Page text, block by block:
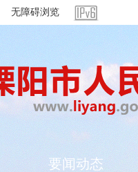
无障碍浏览
要闻动态